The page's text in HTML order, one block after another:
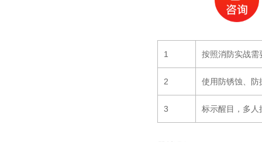
1 按照消防实战需
2 使用防锈蚀、防
3 标示醒目，多人